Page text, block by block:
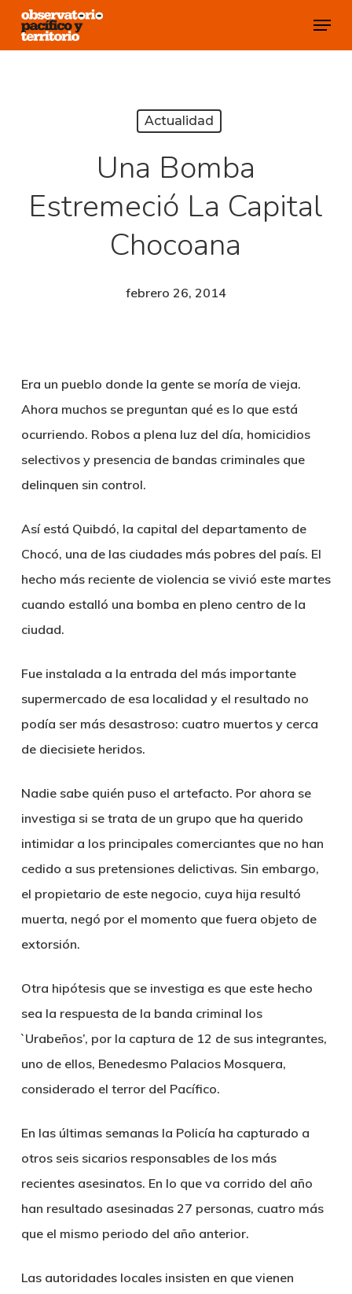
Skip
Menu
Actualidad
Una Bomba
Estremeció La Capital
Chocoana
febrero 26, 2014
Era un pueblo donde la gente se moría de vieja.
Ahora muchos se preguntan qué es lo que está
ocurriendo. Robos a plena luz del día, homicidios
selectivos y presencia de bandas criminales que
delinquen sin control.
Así está Quibdó, la capital del departamento de
Chocó, una de las ciudades más pobres del país. El
hecho más reciente de violencia se vivió este martes
cuando estalló una bomba en pleno centro de la
ciudad.
Fue instalada a la entrada del más importante
supermercado de esa localidad y el resultado no
podía ser más desastroso: cuatro muertos y cerca
de diecisiete heridos.
Nadie sabe quién puso el artefacto. Por ahora se
investiga si se trata de un grupo que ha querido
intimidar a los principales comerciantes que no han
cedido a sus pretensiones delictivas. Sin embargo,
el propietario de este negocio, cuya hija resultó
muerta, negó por el momento que fuera objeto de
extorsión.
Otra hipótesis que se investiga es que este hecho
sea la respuesta de la banda criminal los
`Urabeños’, por la captura de 12 de sus integrantes,
uno de ellos, Benedesmo Palacios Mosquera,
considerado el terror del Pacífico.
En las últimas semanas la Policía ha capturado a
otros seis sicarios responsables de los más
recientes asesinatos. En lo que va corrido del año
han resultado asesinadas 27 personas, cuatro más
que el mismo periodo del año anterior.
Las autoridades locales insisten en que vienen
Close